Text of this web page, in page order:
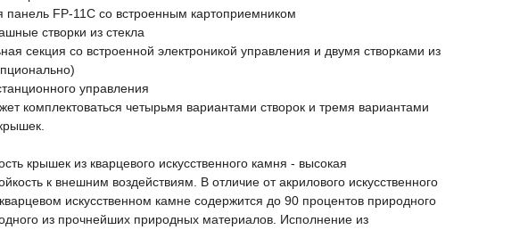
панель FP-11C со встроенным картоприемником
створки из стекла
секция со встроенной электроникой управления и двумя створками из
управления
комплектоваться четырьмя вариантами створок и тремя вариантами
крышек из кварцевого искусственного камня - высокая
к внешним воздействиям. В отличие от акрилового искусственного
искусственном камне содержится до 90 процентов природного
из прочнейших природных материалов. Исполнение из